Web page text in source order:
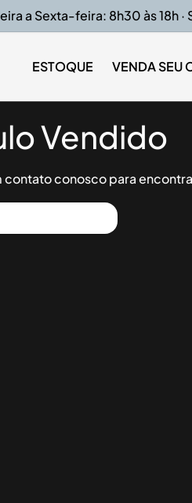
a Sexta-feira: 8h30 às 18h ·
ESTOQUE VENDA SEU
Vendido
contato conosco para